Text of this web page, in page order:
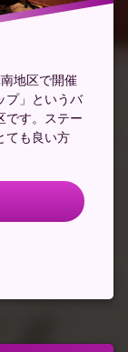
地区で開催
プ」というバ
です。ステー
ても良い方
テップに向けて